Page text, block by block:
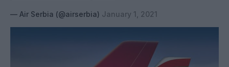
— Air Serbia (@airserbia) January 1, 2021